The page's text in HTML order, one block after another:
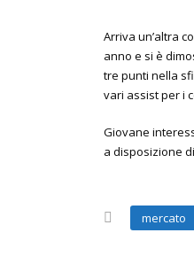
Arriva un’altra
anno e si è
tre punti nella
vari assist per i
Giovane
a disposizione
mercato